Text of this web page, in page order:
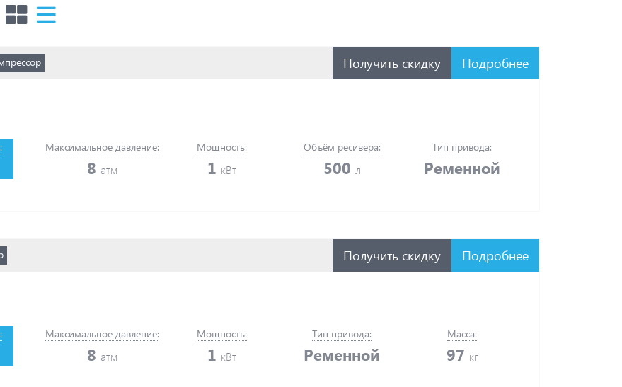
Получить скидку Подробнее
Максимальное давление:
8 атм
Мощность:
1 кВт
Объём ресивера:
500 л
Тип привода:
Ременной
Получить скидку Подробнее
Максимальное давление:
8 атм
Мощность:
1 кВт
Тип привода:
Ременной
Масса:
97 кг